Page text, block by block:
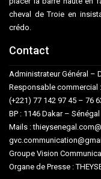
cheval de Troie en
crédo.
Contact
Administrateur Général –
Responsable commercial
(+221) 77 142 97 45 – 76
BP : 1146 Dakar – Sénégal
Mails :
Groupe Vision
Organe de Presse :